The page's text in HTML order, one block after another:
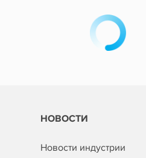
НОВОСТИ
Новости индустрии